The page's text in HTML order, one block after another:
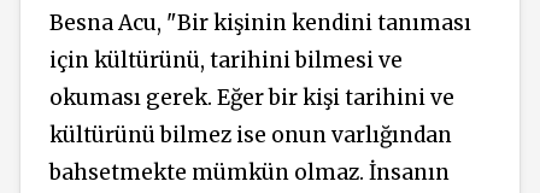
Besna Acu, "Bir kişinin kendini tanıması
için kültürünü, tarihini bilmesi ve
okuması gerek. Eğer bir kişi tarihini ve
kültürünü bilmez ise onun varlığından
bahsetmekte mümkün olmaz. İnsanın